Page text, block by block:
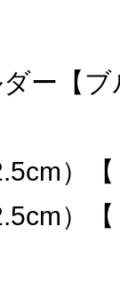
ダー【
）
）